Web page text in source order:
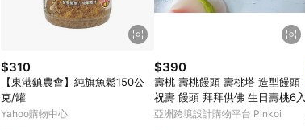
$310
【東港鎮農會】純旗魚鬆150公
克/罐
Yahoo購物中心
$390
壽桃 壽桃饅頭 壽桃塔 造型饅頭
祝壽 饅頭 拜拜供佛 生日壽桃6入
亞洲跨境設計購物平台 Pinkoi